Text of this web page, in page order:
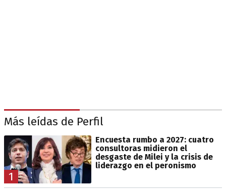
Más leídas de Perfil
1
Encuesta rumbo a 2027: cuatro
consultoras midieron el
desgaste de Milei y la crisis de
liderazgo en el peronismo